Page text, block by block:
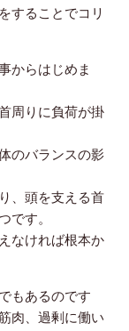
することでコリ
からはじめま
周りに負荷が掛
のバランスの影
、頭を支える首
です。
なければ根本か
もあるのです
肉、過剰に働い